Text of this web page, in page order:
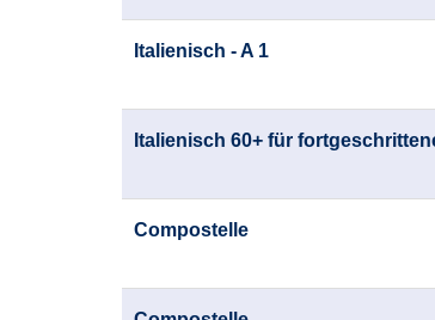
Italienisch - A 1
Italienisch 60+ für
Compostelle